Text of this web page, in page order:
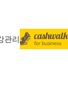
관리